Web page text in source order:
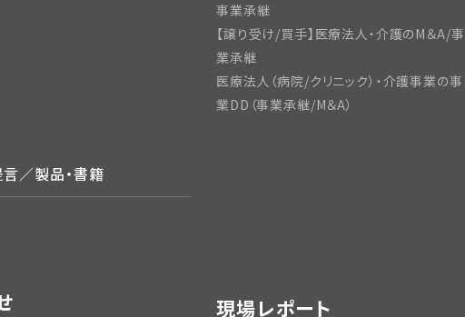
事業承継
【譲り受け/買手】医療法人・介護のM＆A/事
業承継
医療法人（病院/クリニック）・介護事業の事
業DD（事業承継/M＆A）
／製品・書籍
現場レポート